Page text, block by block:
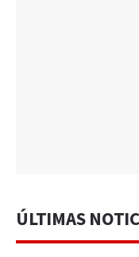
ÚLTIMAS